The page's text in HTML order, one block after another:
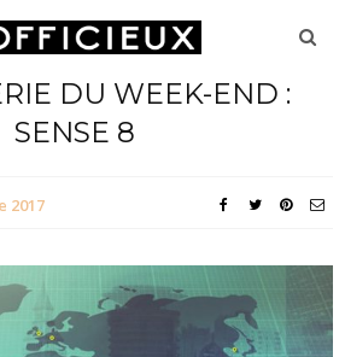
DU WEEK-END :
SENSE 8
2017